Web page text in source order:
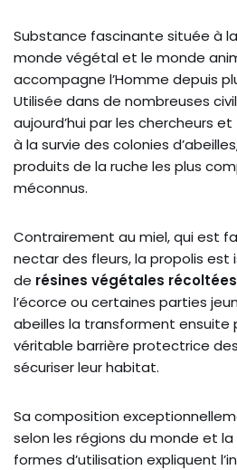
Substance fascinante située à
monde végétal et le monde
accompagne l’Homme depuis
Utilisée dans de nombreuses
aujourd’hui par les chercheurs
à la survie des colonies
produits de la ruche les plus
méconnus.
Contrairement au miel, qui est
nectar des fleurs, la propolis est
de résines végétales
l’écorce ou certaines parties
abeilles la transforment ensuite
véritable barrière protectrice
sécuriser leur habitat.
Sa composition
selon les régions du monde et
formes d’utilisation expliquent